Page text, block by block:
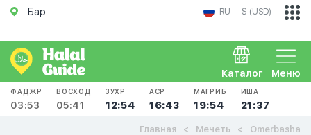
Бар RU $ (USD)
Меню
Каталог
ФАДЖР
03:53
ВОСХОД
05:41
ЗУХР
12:54
АСР
16:43
МАГРИБ
19:54
ИША
21:37
Главная Мечеть Omerbasha